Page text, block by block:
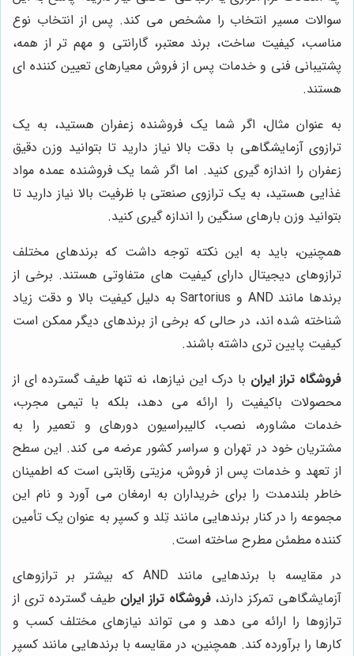
سوالات مسیر انتخاب را مشخص می کند. پس از انتخاب نوع
مناسب، کیفیت ساخت، برند معتبر، گارانتی و مهم تر از همه،
پشتیبانی فنی و خدمات پس از فروش معیارهای تعیین کننده ای
هستند.
به عنوان مثال، اگر شما یک فروشنده زعفران هستید، به یک
ترازوی آزمایشگاهی با دقت بالا نیاز دارید تا بتوانید وزن دقیق
زعفران را اندازه گیری کنید. اما اگر شما یک فروشنده عمده مواد
غذایی هستید، به یک ترازوی صنعتی با ظرفیت بالا نیاز دارید تا
بتوانید وزن بارهای سنگین را اندازه گیری کنید.
همچنین، باید به این نکته توجه داشت که برندهای مختلف
ترازوهای دیجیتال دارای کیفیت های متفاوتی هستند. برخی از
برندها مانند AND و Sartorius به دلیل کیفیت بالا و دقت زیاد
شناخته شده اند، در حالی که برخی از برندهای دیگر ممکن است
کیفیت پایین تری داشته باشند.
فروشگاه تراز ایران با درک این نیازها، نه تنها طیف گسترده ای از
محصولات باکیفیت را ارائه می دهد، بلکه با تیمی مجرب،
خدمات مشاوره، نصب، کالیبراسیون دورهای و تعمیر را به
مشتریان خود در تهران و سراسر کشور عرضه می کند. این سطح
از تعهد و خدمات پس از فروش، مزیتی رقابتی است که اطمینان
خاطر بلندمدت را برای خریداران به ارمغان می آورد و نام این
مجموعه را در کنار برندهایی مانند تِلد و کسپر به عنوان یک تأمین
کننده مطمئن مطرح ساخته است.
در مقایسه با برندهایی مانند AND که بیشتر بر ترازوهای
آزمایشگاهی تمرکز دارند،فروشگاه تراز ایران طیف گسترده تری از
ترازوها را ارائه می دهد و می تواند نیازهای مختلف کسب و
کارها را برآورده کند. همچنین، در مقایسه با برندهایی مانند کسپر